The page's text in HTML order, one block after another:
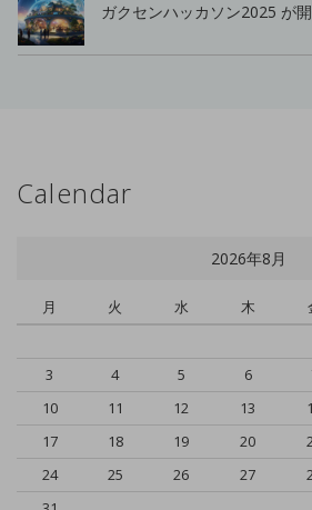
ガクセンハッカソン2025 が
Calendar
2026年8月
月 火 水 木
3
4 5 6
10
11 12 13
17
18 19 20
24
25 26 27